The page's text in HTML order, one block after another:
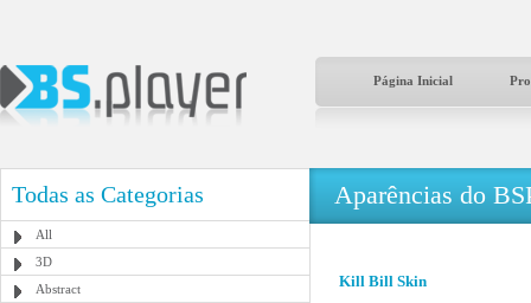
Página Inicial
Todas as Categorias
All
3D
Abstract
Aparências do
Kill Bill Skin